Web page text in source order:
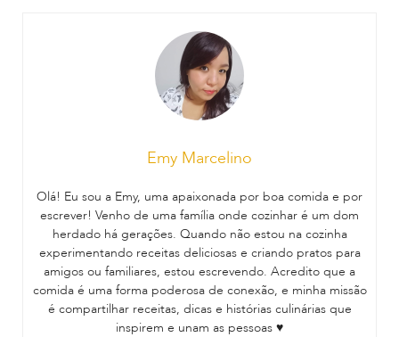
Emy Marcelino
Olá! Eu sou a Emy, uma apaixonada por boa comida e por
escrever! Venho de uma família onde cozinhar é um dom
herdado há gerações. Quando não estou na cozinha
experimentando receitas deliciosas e criando pratos para
amigos ou familiares, estou escrevendo. Acredito que a
comida é uma forma poderosa de conexão, e minha missão
é compartilhar receitas, dicas e histórias culinárias que
inspirem e unam as pessoas ♥